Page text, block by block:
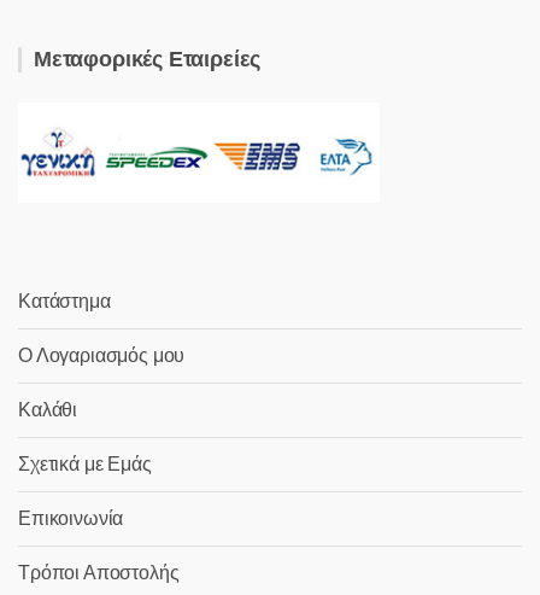
Μεταφορικές Εταιρείες
Κατάστημα
Ο Λογαριασμός μου
Καλάθι
Σχετικά με Εμάς
Επικοινωνία
Τρόποι Αποστολής